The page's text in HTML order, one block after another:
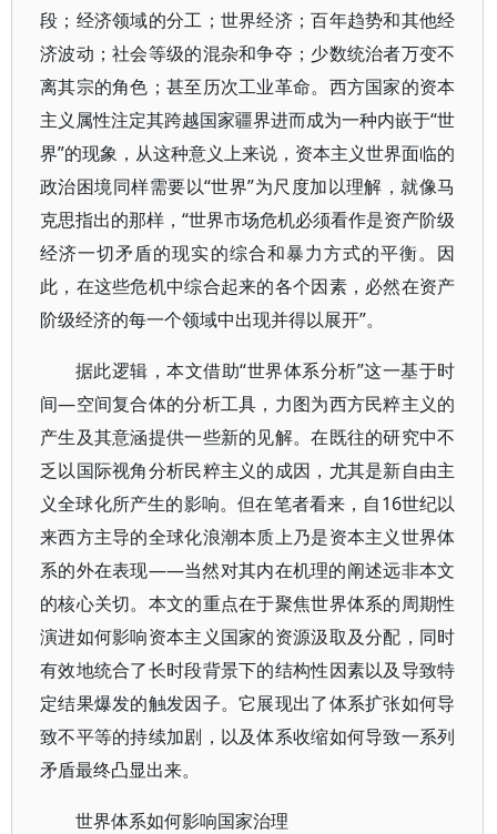
段；经济领域的分工；世界经济；百年趋势和其他经
济波动；社会等级的混杂和争夺；少数统治者万变不
离其宗的角色；甚至历次工业革命。西方国家的资本
主义属性注定其跨越国家疆界进而成为一种内嵌于“世
界”的现象，从这种意义上来说，资本主义世界面临的
政治困境同样需要以“世界”为尺度加以理解，就像马
克思指出的那样，“世界市场危机必须看作是资产阶级
经济一切矛盾的现实的综合和暴力方式的平衡。因
此，在这些危机中综合起来的各个因素，必然在资产
阶级经济的每一个领域中出现并得以展开”。
据此逻辑，本文借助“世界体系分析”这一基于时
间―空间复合体的分析工具，力图为西方民粹主义的
产生及其意涵提供一些新的见解。在既往的研究中不
乏以国际视角分析民粹主义的成因，尤其是新自由主
义全球化所产生的影响。但在笔者看来，自16世纪以
来西方主导的全球化浪潮本质上乃是资本主义世界体
系的外在表现——当然对其内在机理的阐述远非本文
的核心关切。本文的重点在于聚焦世界体系的周期性
演进如何影响资本主义国家的资源汲取及分配，同时
有效地统合了长时段背景下的结构性因素以及导致特
定结果爆发的触发因子。它展现出了体系扩张如何导
致不平等的持续加剧，以及体系收缩如何导致一系列
矛盾最终凸显出来。
世界体系如何影响国家治理